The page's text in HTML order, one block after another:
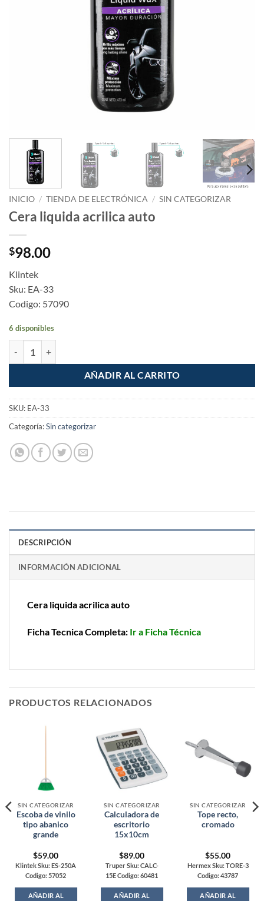
INICIO / TIENDA DE ELECTRÓNICA / SIN CATEGORIZAR
Cera liquida acrilica auto
$98.00
Klintek
Sku: EA-33
Codigo: 57090
6 disponibles
AÑADIR AL CARRITO
SKU: EA-33
Categoría:Sin categorizar
DESCRIPCIÓN
INFORMACIÓN ADICIONAL
Cera liquida acrilica auto
Ficha Tecnica Completa: Ir a Ficha Técnica
PRODUCTOS RELACIONADOS
SIN CATEGORIZAR
Escoba de vinilo
tipo abanico
grande
$59.00
Klintek Sku: ES-250A
Codigo: 57052
AÑADIR AL
SIN CATEGORIZAR
Calculadora de
escritorio
15x10cm
$89.00
Truper Sku: CALC-
15E Codigo: 60481
AÑADIR AL
SIN CATEGORIZAR
Tope recto,
cromado
$55.00
Hermex Sku: TORE-3
Codigo: 43787
AÑADIR AL